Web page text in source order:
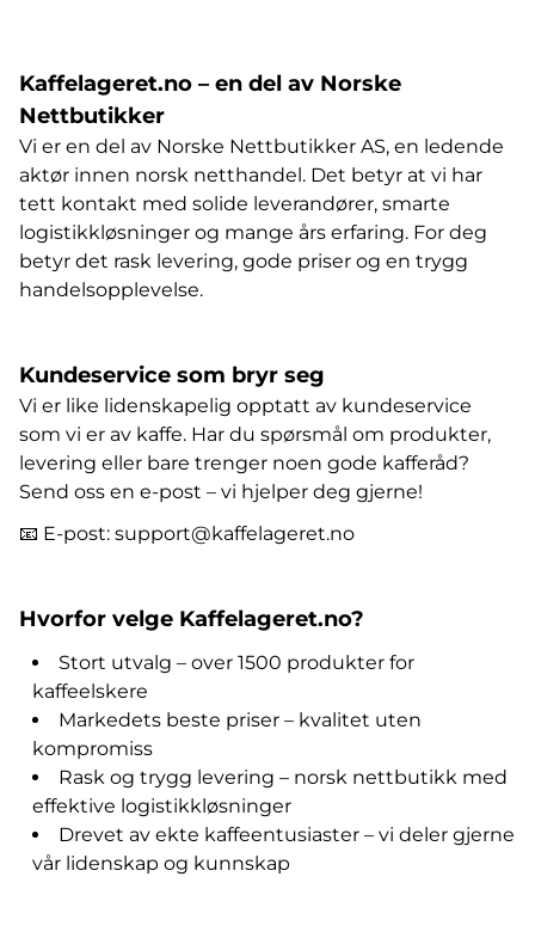
Kaffelageret.no – en del av Norske
Nettbutikker
Vi er en del av Norske Nettbutikker AS, en ledende
aktør innen norsk netthandel. Det betyr at vi har
tett kontakt med solide leverandører, smarte
logistikkløsninger og mange års erfaring. For deg
betyr det rask levering, gode priser og en trygg
handelsopplevelse.
Kundeservice som bryr seg
Vi er like lidenskapelig opptatt av kundeservice
som vi er av kaffe. Har du spørsmål om produkter,
levering eller bare trenger noen gode kafferåd?
Send oss en e-post – vi hjelper deg gjerne!
📧 E-post: support@kaffelageret.no
Hvorfor velge Kaffelageret.no?
Stort utvalg – over 1500 produkter for
kaffeelskere
Markedets beste priser – kvalitet uten
kompromiss
Rask og trygg levering – norsk nettbutikk med
effektive logistikkløsninger
Drevet av ekte kaffeentusiaster – vi deler gjerne
vår lidenskap og kunnskap